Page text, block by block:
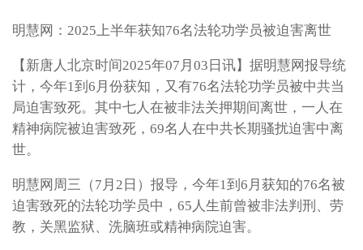
明慧网：2025上半年获知76名法轮功学员被迫害离世
【新唐人北京时间2025年07月03日讯】据明慧网报导统
计，今年1到6月份获知，又有76名法轮功学员被中共当
局迫害致死。其中七人在被非法关押期间离世，一人在
精神病院被迫害致死，69名人在中共长期骚扰迫害中离
世。
明慧网周三（7月2日）报导，今年1到6月获知的76名被
迫害致死的法轮功学员中，65人生前曾被非法判刑、劳
教，关黑监狱、洗脑班或精神病院迫害。